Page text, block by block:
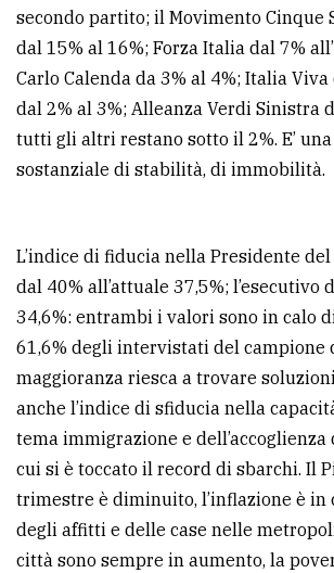
Privacy
policy
secondo partito; il Movimento Cinque
dal 15% al 16%; Forza Italia dal 7%
Carlo Calenda da 3% al 4%; Italia
dal 2% al 3%; Alleanza Verdi Sinistra
tutti gli altri restano sotto il 2%. E’
sostanziale di stabilità, di immobilità.
L’indice di fiducia nella Presidente
dal 40% all’attuale 37,5%; l’esecutivo
34,6%: entrambi i valori sono in calo
61,6% degli intervistati del campione
maggioranza riesca a trovare
anche l’indice di sfiducia nella
tema immigrazione e dell’accoglienza
cui si è toccato il record di sbarchi. Il
trimestre è diminuito, l’inflazione è in
degli affitti e delle case nelle
città sono sempre in aumento, la